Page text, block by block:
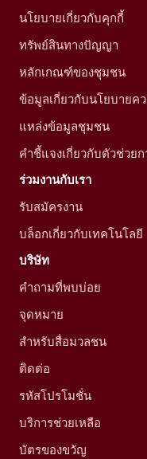
นโยบายเกี่ยวกับคุกกี้
ทรัพย์สินทางปัญญา
หลักเกณฑ์ของชุมชน
ข้อมูลเกี่ยวกับนโยบายค
แหล่งข้อมูลชุมชน
คำชี้แจงเกี่ยวกับตัวช่วยก
ร่วมงานกับเรา
รับสมัครงาน
บล็อกเกี่ยวกับเทคโนโลยี
บริษัท
คำถามที่พบบ่อย
จุดหมาย
สำหรับสื่อมวลชน
ติดต่อ
รหัสโปรโมชั่น
บริการช่วยเหลือ
บัตรของขวัญ